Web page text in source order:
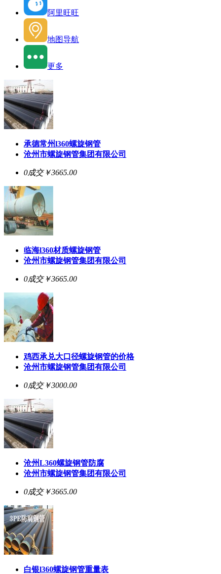
阿里旺旺
地图导航
更多
承德常州l360螺旋钢管
沧州市螺旋钢管集团有限公司
0成交￥3665.00
临海l360材质螺旋钢管
沧州市螺旋钢管集团有限公司
0成交￥3665.00
鸡西承兑大口径螺旋钢管的价格
沧州市螺旋钢管集团有限公司
0成交￥3000.00
沧州L360螺旋钢管防腐
沧州市螺旋钢管集团有限公司
0成交￥3665.00
白银l360螺旋钢管重量表